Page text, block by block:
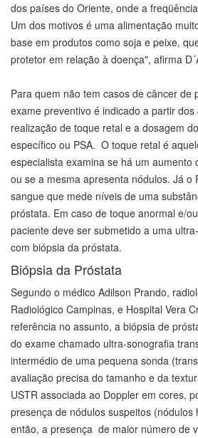
dos países do Oriente, onde a
Um dos motivos é uma alimentação
base em produtos como soja e peixe,
protetor em relação à doença", afirma
Para quem não tem casos de câncer de
exame preventivo é indicado a partir
realização de toque retal e a dosagem
específico ou PSA. O toque retal é
especialista examina se há um aumento
ou se a mesma apresenta nódulos. Já o
sangue que mede níveis de uma
próstata. Em caso de toque anormal e/
paciente deve ser submetido a uma
com biópsia da próstata.
Biópsia da Próstata
Segundo o médico Adilson Prando,
Radiológico Campinas, e Hospital Vera
referência no assunto, a biópsia de
do exame chamado ultra-sonografia
intermédio de uma pequena sonda
avaliação precisa do tamanho e da
USTR associada ao Doppler em cores,
presença de nódulos suspeitos (nódulos
então, a presença de maior número de